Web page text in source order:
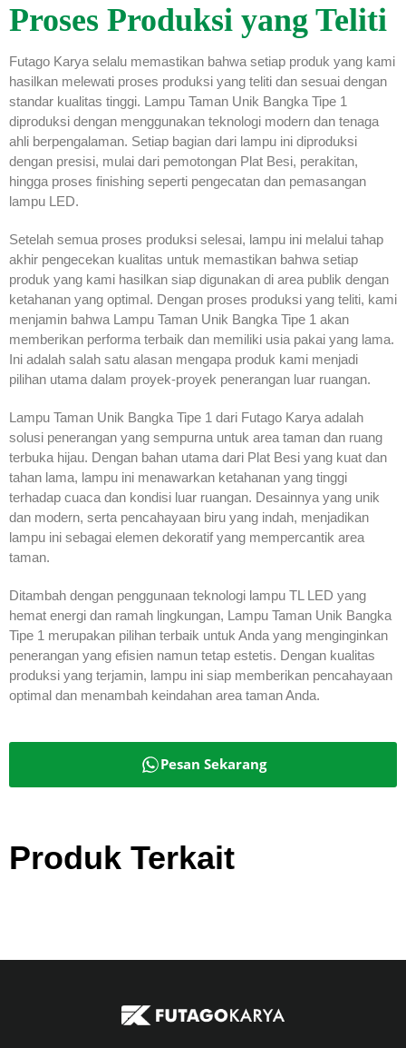
Proses Produksi yang Teliti
Futago Karya selalu memastikan bahwa setiap produk yang kami
hasilkan melewati proses produksi yang teliti dan sesuai dengan
standar kualitas tinggi. Lampu Taman Unik Bangka Tipe 1
diproduksi dengan menggunakan teknologi modern dan tenaga
ahli berpengalaman. Setiap bagian dari lampu ini diproduksi
dengan presisi, mulai dari pemotongan Plat Besi, perakitan,
hingga proses finishing seperti pengecatan dan pemasangan
lampu LED.
Setelah semua proses produksi selesai, lampu ini melalui tahap
akhir pengecekan kualitas untuk memastikan bahwa setiap
produk yang kami hasilkan siap digunakan di area publik dengan
ketahanan yang optimal. Dengan proses produksi yang teliti, kami
menjamin bahwa Lampu Taman Unik Bangka Tipe 1 akan
memberikan performa terbaik dan memiliki usia pakai yang lama.
Ini adalah salah satu alasan mengapa produk kami menjadi
pilihan utama dalam proyek-proyek penerangan luar ruangan.
Lampu Taman Unik Bangka Tipe 1 dari Futago Karya adalah
solusi penerangan yang sempurna untuk area taman dan ruang
terbuka hijau. Dengan bahan utama dari Plat Besi yang kuat dan
tahan lama, lampu ini menawarkan ketahanan yang tinggi
terhadap cuaca dan kondisi luar ruangan. Desainnya yang unik
dan modern, serta pencahayaan biru yang indah, menjadikan
lampu ini sebagai elemen dekoratif yang mempercantik area
taman.
Ditambah dengan penggunaan teknologi lampu TL LED yang
hemat energi dan ramah lingkungan, Lampu Taman Unik Bangka
Tipe 1 merupakan pilihan terbaik untuk Anda yang menginginkan
penerangan yang efisien namun tetap estetis. Dengan kualitas
produksi yang terjamin, lampu ini siap memberikan pencahayaan
optimal dan menambah keindahan area taman Anda.
Pesan Sekarang
Produk Terkait